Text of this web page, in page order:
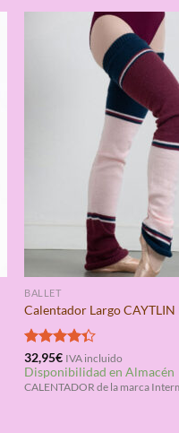
BALLET
Calentador Largo
Valorado
con4.33
de 5
32,95€ IVA incluido
Disponibilidad en Almacén
CALENTADOR de la marca